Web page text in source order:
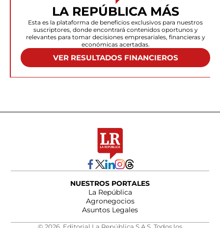
LA REPÚBLICA MÁS
Esta es la plataforma de beneficios exclusivos para nuestros
suscriptores, donde encontrará contenidos oportunos y
relevantes para tomar decisiones empresariales, financieras y
económicas acertadas.
VER RESULTADOS FINANCIEROS
NUESTROS PORTALES
La República
Agronegocios
Asuntos Legales